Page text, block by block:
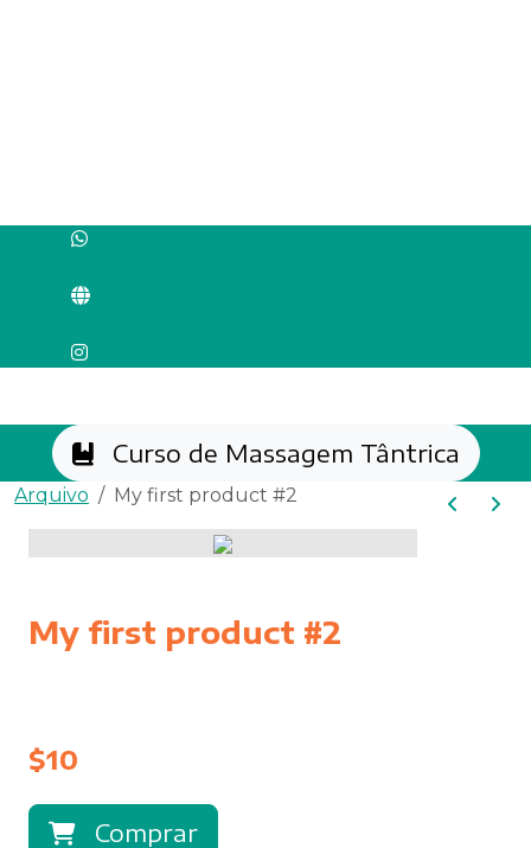
Curso de Massagem Tântrica
Arquivo My first product #2
My first product #2
$10
Comprar